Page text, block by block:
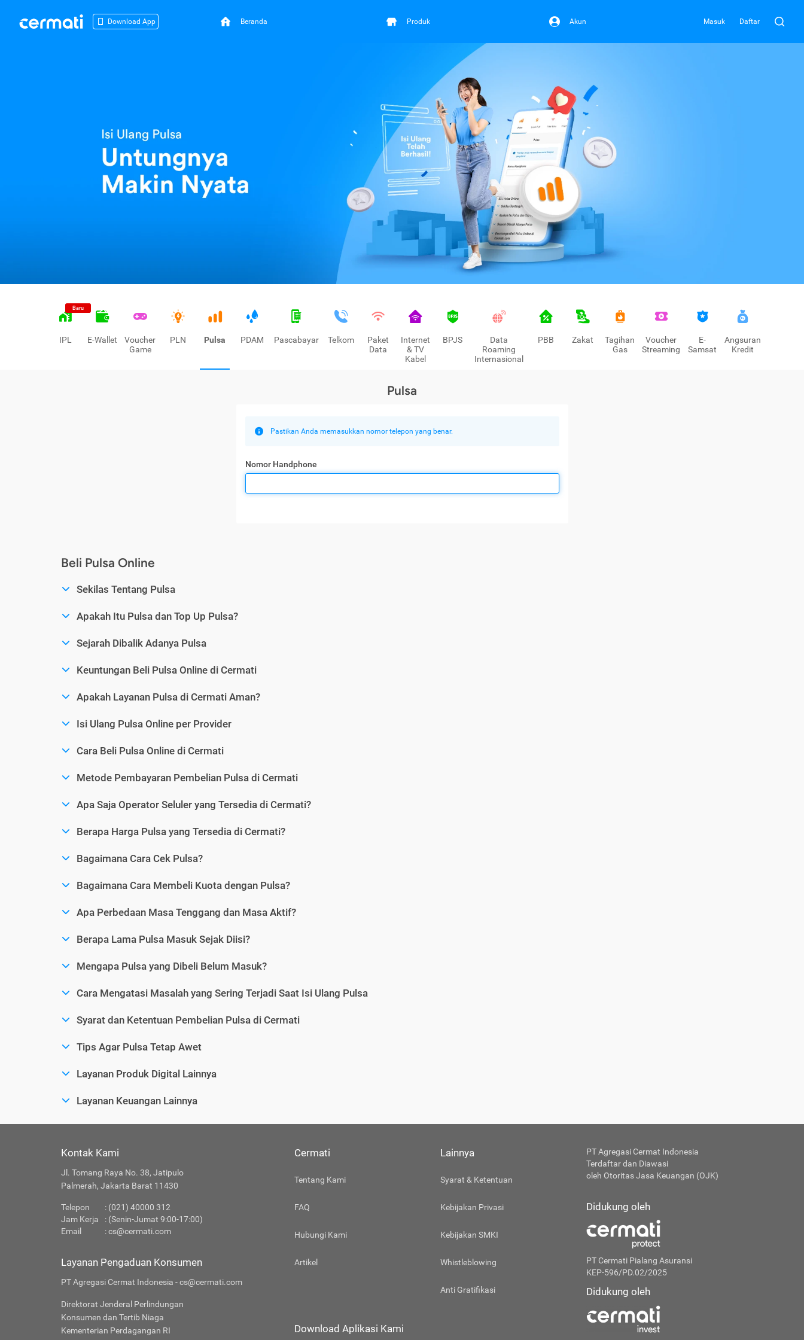
Download App Beranda Produk Akun Masuk Daftar
Baru
IPL E-Wallet
Voucher
Game
PLN Pulsa PDAM Pascabayar Telkom
Paket
Data
Internet
& TV
Kabel
BPJS
Data
Roaming
Internasional
PBB Zakat
Tagihan
Gas
Voucher
Streaming
E-
Samsat
Angsuran
Kredit
Pulsa
Pastikan Anda memasukkan nomor telepon yang benar.
Nomor Handphone
Beli Pulsa Online
Sekilas Tentang Pulsa
Apakah Itu Pulsa dan Top Up Pulsa?
Sejarah Dibalik Adanya Pulsa
Keuntungan Beli Pulsa Online di Cermati
Apakah Layanan Pulsa di Cermati Aman?
Isi Ulang Pulsa Online per Provider
Cara Beli Pulsa Online di Cermati
Metode Pembayaran Pembelian Pulsa di Cermati
Apa Saja Operator Seluler yang Tersedia di Cermati?
Berapa Harga Pulsa yang Tersedia di Cermati?
Bagaimana Cara Cek Pulsa?
Bagaimana Cara Membeli Kuota dengan Pulsa?
Apa Perbedaan Masa Tenggang dan Masa Aktif?
Berapa Lama Pulsa Masuk Sejak Diisi?
Mengapa Pulsa yang Dibeli Belum Masuk?
Cara Mengatasi Masalah yang Sering Terjadi Saat Isi Ulang Pulsa
Syarat dan Ketentuan Pembelian Pulsa di Cermati
Tips Agar Pulsa Tetap Awet
Layanan Produk Digital Lainnya
Layanan Keuangan Lainnya
Kontak Kami
Jl. Tomang Raya No. 38, Jatipulo
Palmerah, Jakarta Barat 11430
Telepon
: (021) 40000 312
Jam Kerja
: (Senin-Jumat 9:00-17:00)
Email
:cs@cermati.com
Layanan Pengaduan Konsumen
PT Agregasi Cermat Indonesia - cs@cermati.com
Direktorat Jenderal Perlindungan
Konsumen dan Tertib Niaga
Kementerian Perdagangan RI
Cermati
Tentang Kami
FAQ
Hubungi Kami
Artikel
Lainnya
Syarat & Ketentuan
Kebijakan Privasi
Kebijakan SMKI
Whistleblowing
Anti Gratifikasi
Download Aplikasi Kami
PT Agregasi Cermat Indonesia
Terdaftar dan Diawasi
oleh Otoritas Jasa Keuangan (OJK)
Didukung oleh
PT Cermati Pialang Asuransi
KEP-596/PD.02/2025
Didukung oleh